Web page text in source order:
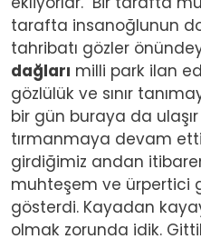
tarafta insanoğlunun
tahribatı gözler
dağları milli park ilan
gözlülük ve sınır
bir gün buraya da
tırmanmaya devam
girdiğimiz andan
muhteşem ve ürpertici
gösterdi. Kayadan
olmak zorunda idik.